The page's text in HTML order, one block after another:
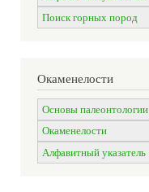
Поиск горных пород
Окаменелости
Основы палеонтологии
Окаменелости
Алфавитный указатель